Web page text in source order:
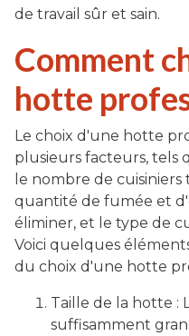
de travail sûr et sain.
Comment
hotte
Le choix d'une hotte
plusieurs facteurs, tels
le nombre de cuisiniers
quantité de fumée et
éliminer, et le type de
Voici quelques
du choix d'une hotte
Taille de la hotte :
suffisamment